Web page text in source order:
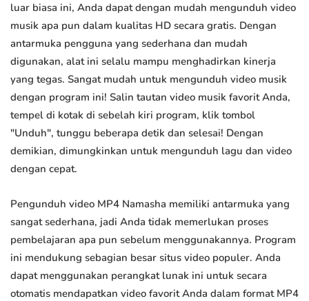
luar biasa ini, Anda dapat dengan mudah mengunduh video
musik apa pun dalam kualitas HD secara gratis. Dengan
antarmuka pengguna yang sederhana dan mudah
digunakan, alat ini selalu mampu menghadirkan kinerja
yang tegas. Sangat mudah untuk mengunduh video musik
dengan program ini! Salin tautan video musik favorit Anda,
tempel di kotak di sebelah kiri program, klik tombol
"Unduh", tunggu beberapa detik dan selesai! Dengan
demikian, dimungkinkan untuk mengunduh lagu dan video
dengan cepat.
Pengunduh video MP4 Namasha memiliki antarmuka yang
sangat sederhana, jadi Anda tidak memerlukan proses
pembelajaran apa pun sebelum menggunakannya. Program
ini mendukung sebagian besar situs video populer. Anda
dapat menggunakan perangkat lunak ini untuk secara
otomatis mendapatkan video favorit Anda dalam format MP4